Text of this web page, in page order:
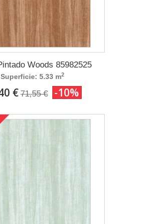
Woods 85982525
Superficie: 5.33 m2
€ 71,55 € -10%